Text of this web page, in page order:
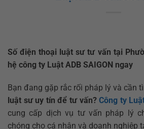
Số điện thoại luật sư tư vấn tại
hệ công ty Luật ADB SAIGON ngay
Bạn đang gặp rắc rối pháp lý và cần
luật sư uy tín để tư vấn? Công ty
cung cấp dịch vụ tư vấn pháp lý
chóng cho cá nhân và doanh nghiệp